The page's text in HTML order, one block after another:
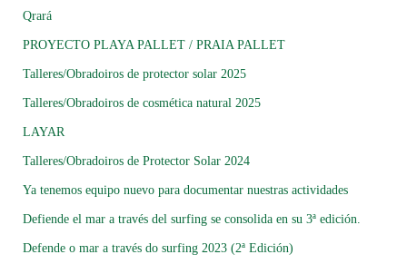
Qrará
PROYECTO PLAYA PALLET / PRAIA PALLET
Talleres/Obradoiros de protector solar 2025
Talleres/Obradoiros de cosmética natural 2025
LAYAR
Talleres/Obradoiros de Protector Solar 2024
Ya tenemos equipo nuevo para documentar nuestras actividades
Defiende el mar a través del surfing se consolida en su 3ª edición.
Defende o mar a través do surfing 2023 (2ª Edición)